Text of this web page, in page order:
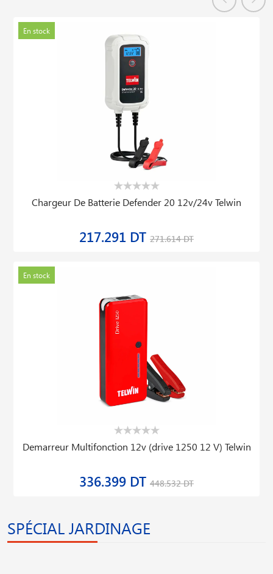
En stock
Chargeur De Batterie Defender 20 12v/24v Telwin
217.291 DT 271.614 DT
En stock
Demarreur Multifonction 12v (drive 1250 12 V) Telwin
336.399 DT 448.532 DT
SPÉCIAL JARDINAGE